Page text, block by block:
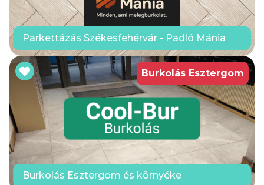
Parkettázás Székesfehérvár - Padló Mánia
Burkolás Esztergom
Burkolás Esztergom és környéke